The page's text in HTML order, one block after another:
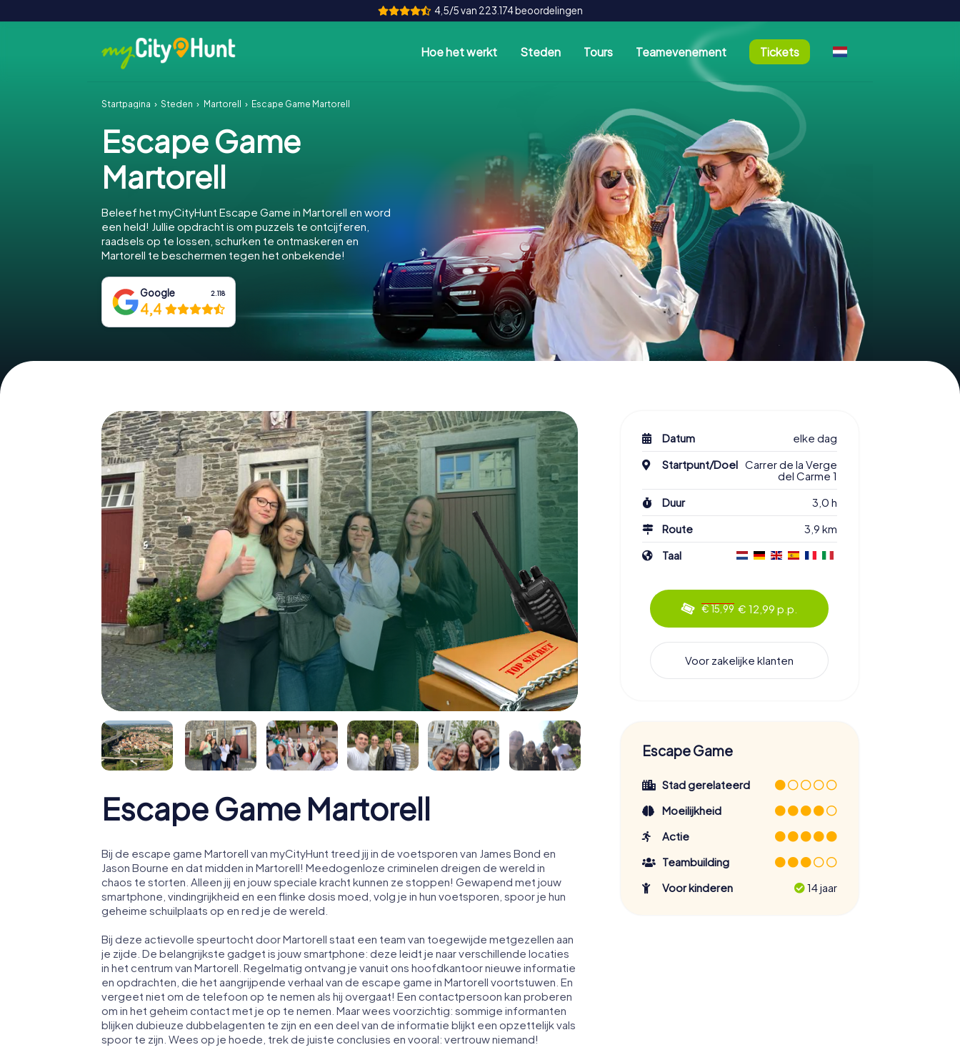
4,5/5 van 223.174 beoordelingen
Hoe het werkt Steden Tours Teamevenement Tickets
Startpagina Steden Martorell Escape Game Martorell
Escape Game
Martorell
Beleef het myCityHunt Escape Game in Martorell en word
een held! Jullie opdracht is om puzzels te ontcijferen,
raadsels op te lossen, schurken te ontmaskeren en
Martorell te beschermen tegen het onbekende!
Google 2.118
4,4
Escape Game Martorell
Bij de escape game Martorell van myCityHunt treed jij in de voetsporen van James Bond en
Jason Bourne en dat midden in Martorell! Meedogenloze criminelen dreigen de wereld in
chaos te storten. Alleen jij en jouw speciale kracht kunnen ze stoppen! Gewapend met jouw
smartphone, vindingrijkheid en een flinke dosis moed, volg je in hun voetsporen, spoor je hun
geheime schuilplaats op en red je de wereld.
Bij deze actievolle speurtocht door Martorell staat een team van toegewijde metgezellen aan
je zijde. De belangrijkste gadget is jouw smartphone: deze leidt je naar verschillende locaties
in het centrum van Martorell. Regelmatig ontvang je vanuit ons hoofdkantoor nieuwe informatie
en opdrachten, die het aangrijpende verhaal van de escape game in Martorell voortstuwen. En
vergeet niet om de telefoon op te nemen als hij overgaat! Een contactpersoon kan proberen
om in het geheim contact met je op te nemen. Maar wees voorzichtig: sommige informanten
blijken dubieuze dubbelagenten te zijn en een deel van de informatie blijkt een opzettelijk vals
spoor te zijn. Wees op je hoede, trek de juiste conclusies en vooral: vertrouw niemand!
Datum
elke dag
Startpunt/Doel Carrer de la Verge
del Carme 1
Duur
3,0 h
Route
3,9 km
Taal
€ 15,99 € 12,99 p.p.
Voor zakelijke klanten
Escape Game
Stad gerelateerd
Moeilijkheid
Actie
Teambuilding
Voor kinderen
14 jaar